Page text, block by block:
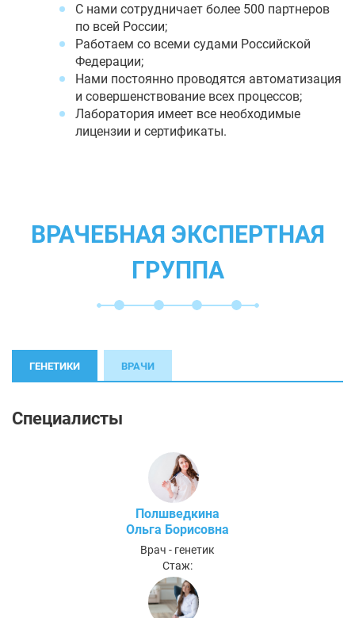
С нами сотрудничает более 500 партнеров
по всей России;
Работаем со всеми судами Российской
Федерации;
Нами постоянно проводятся автоматизация
и совершенствование всех процессов;
Лаборатория имеет все необходимые
лицензии и сертификаты.
ВРАЧЕБНАЯ ЭКСПЕРТНАЯ
ГРУППА
ГЕНЕТИКИ ВРАЧИ
Специалисты
Полшведкина
Ольга Борисовна
Врач - генетик
Стаж: